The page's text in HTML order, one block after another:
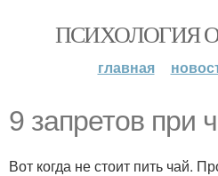
ПСИХОЛОГИЯ
главная
9 запретов при
Вот когда не стоит пить чай.